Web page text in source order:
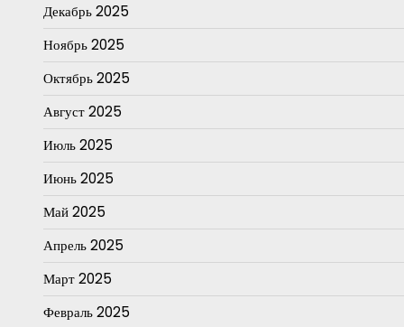
Декабрь 2025
Ноябрь 2025
Октябрь 2025
Август 2025
Июль 2025
Июнь 2025
Май 2025
Апрель 2025
Март 2025
Февраль 2025